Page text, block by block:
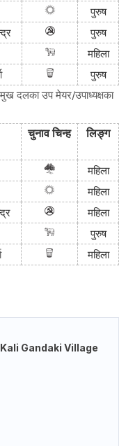
पुरुष
पुरुष
महिला
पुरुष
दलका उप मेयर/उपाध्यक्षका
चुनाव चिन्ह लिङ्ग
महिला
महिला
महिला
पुरुष
महिला
Gandaki Village